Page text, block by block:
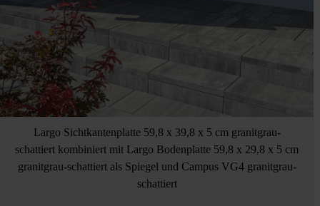
Largo Sichtkantenplatte 59,8 x 39,8 x 5 cm granitgrau-
schattiert kombiniert mit Largo Bodenplatte 59,8 x 29,8 x 5 cm
granitgrau-schattiert als Spiegel und Campus VG4 granitgrau-
schattiert